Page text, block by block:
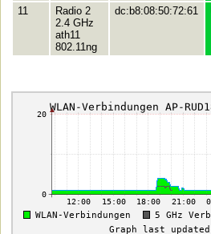
11
Radio 2
2.4 GHz
ath11
802.11ng
dc:b8:08:50:72:61